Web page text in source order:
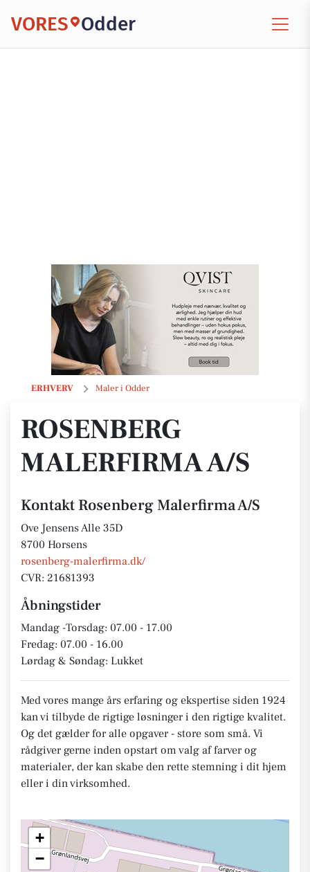
VORES Odder
ERHVERV Maler i Odder
Rosenberg Malerfirma A/S
ROSENBERG
MALERFIRMA A/S
Kontakt Rosenberg Malerfirma A/S
Ove Jensens Alle 35D
8700 Horsens
rosenberg-malerfirma.dk/
CVR: 21681393
Åbningstider
Mandag -Torsdag: 07.00 - 17.00
Fredag: 07.00 - 16.00
Lørdag & Søndag: Lukket
Med vores mange års erfaring og ekspertise siden 1924
kan vi tilbyde de rigtige løsninger i den rigtige kvalitet.
Og det gælder for alle opgaver - store som små. Vi
rådgiver gerne inden opstart om valg af farver og
materialer, der kan skabe den rette stemning i dit hjem
eller i din virksomhed.
+
−